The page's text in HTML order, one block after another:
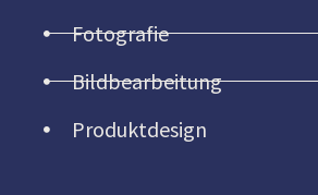
Fotografie
Bildbearbeitung
Produktdesign